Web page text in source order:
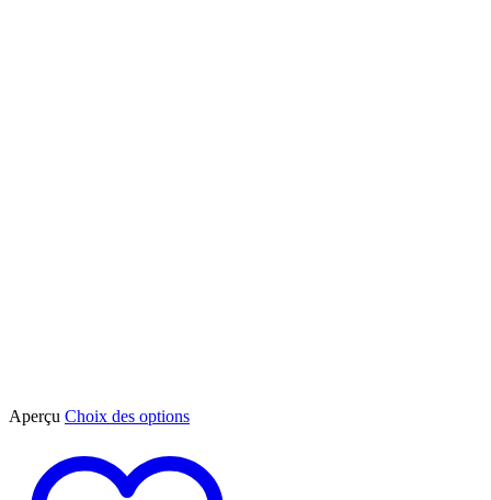
Aperçu Choix des optionsCe
a
plusieurs
variations.